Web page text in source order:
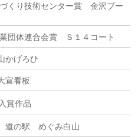
くり技術センター賞 金沢プー
団体連合会賞 Ｓ１４コート
かげろひ
宣看板
賞作品
道の駅 めぐみ白山